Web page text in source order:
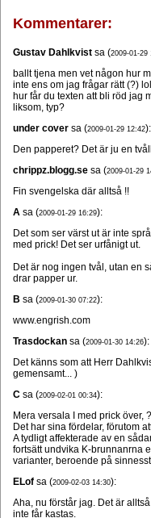
Kommentarer:
Gustav Dahlkvist sa (2009-01-29
ballt tjena men vet någon hur
inte ens om jag frågar rätt (?)
hur får du texten att bli röd jag
liksom, typ?
under cover sa (2009-01-29 12:42):
Den papperet? Det är ju en
chrippz.blogg.se sa (2009-01-29
Fin svengelska där alltså !!
A sa (2009-01-29 16:29):
Det som ser värst ut är inte
med prick! Det ser urfånigt ut.
Det är nog ingen tvål, utan en
drar papper ur.
B sa (2009-01-30 07:22):
www.engrish.com
Trasdockan sa (2009-01-30 14:26):
Det känns som att Herr
gemensamt... )
C sa (2009-02-01 00:34):
Mera versala I med prick över,
Det har sina fördelar, förutom
A tydligt affekterade av en
fortsätt undvika K-brunnanrna
varianter, beroende på
ELof sa (2009-02-03 14:30):
Aha, nu förstår jag. Det är
inte får kastas.